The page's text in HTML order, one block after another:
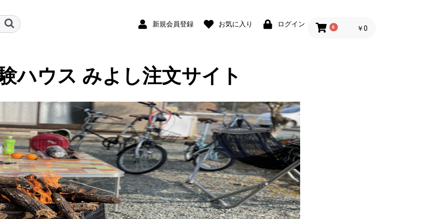
新規会員登録 お気に入り ログイン 0 ￥0
ハウス みよし注文サイト